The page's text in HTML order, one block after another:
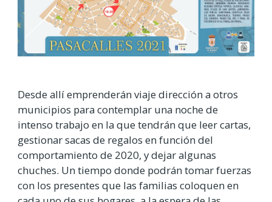
Desde allí emprenderán viaje dirección a otros
municipios para contemplar una noche de
intenso trabajo en la que tendrán que leer cartas,
gestionar sacas de regalos en función del
comportamiento de 2020, y dejar algunas
chuches. Un tiempo donde podrán tomar fuerzas
con los presentes que las familias coloquen en